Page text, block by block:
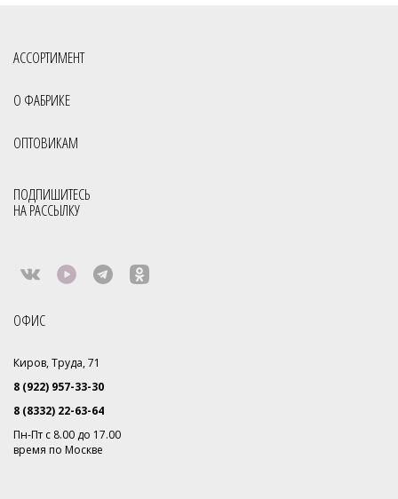
АССОРТИМЕНТ
О ФАБРИКЕ
ОПТОВИКАМ
ПОДПИШИТЕСЬ
НА РАССЫЛКУ
ОФИС
Киров, Труда, 71
8 (922) 957-33-30
8 (8332) 22-63-64
Пн-Пт с 8.00 до 17.00
время по Москве